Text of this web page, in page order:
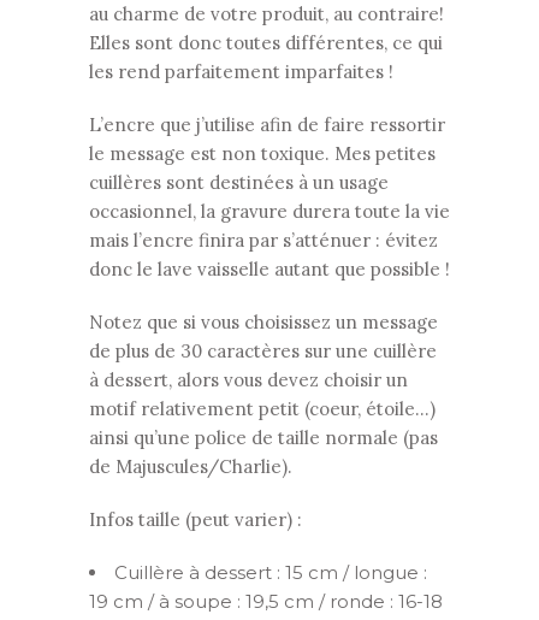
au charme de votre produit, au contraire!
Elles sont donc toutes différentes, ce qui
les rend parfaitement imparfaites !
L’encre que j’utilise afin de faire ressortir
le message est non toxique. Mes petites
cuillères sont destinées à un usage
occasionnel, la gravure durera toute la vie
mais l’encre finira par s’atténuer : évitez
donc le lave vaisselle autant que possible !
Notez que si vous choisissez un message
de plus de 30 caractères sur une cuillère
à dessert, alors vous devez choisir un
motif relativement petit (coeur, étoile…)
ainsi qu’une police de taille normale (pas
de Majuscules/Charlie).
Infos taille (peut varier) :
Cuillère à dessert : 15 cm / longue :
19 cm / à soupe : 19,5 cm / ronde : 16-18